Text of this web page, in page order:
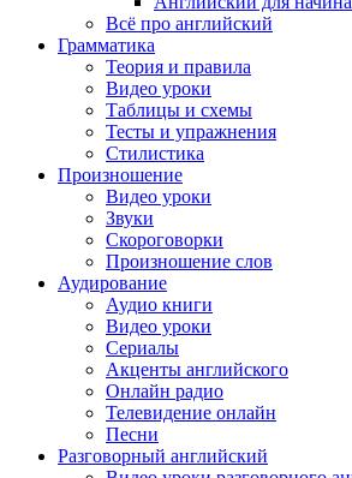
Всё про английский
Грамматика
Теория и правила
Видео уроки
Таблицы и схемы
Тесты и упражнения
Стилистика
Произношение
Видео уроки
Звуки
Скороговорки
Произношение слов
Аудирование
Аудио книги
Видео уроки
Сериалы
Акценты английского
Онлайн радио
Телевидение онлайн
Песни
Разговорный английский